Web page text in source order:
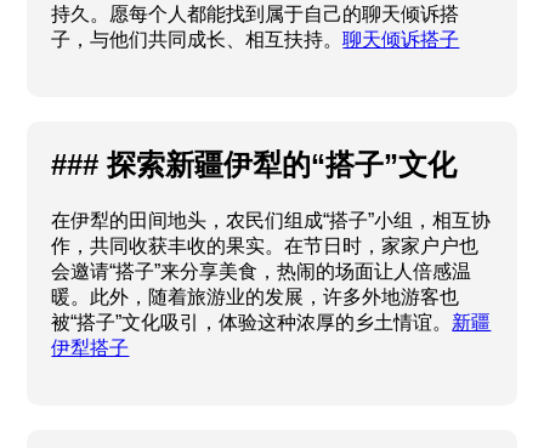
持久。愿每个人都能找到属于自己的聊天倾诉搭
子，与他们共同成长、相互扶持。聊天倾诉搭子
### 探索新疆伊犁的“搭子”文化
在伊犁的田间地头，农民们组成“搭子”小组，相互协
作，共同收获丰收的果实。在节日时，家家户户也
会邀请“搭子”来分享美食，热闹的场面让人倍感温
暖。此外，随着旅游业的发展，许多外地游客也
被“搭子”文化吸引，体验这种浓厚的乡土情谊。 新疆
伊犁搭子